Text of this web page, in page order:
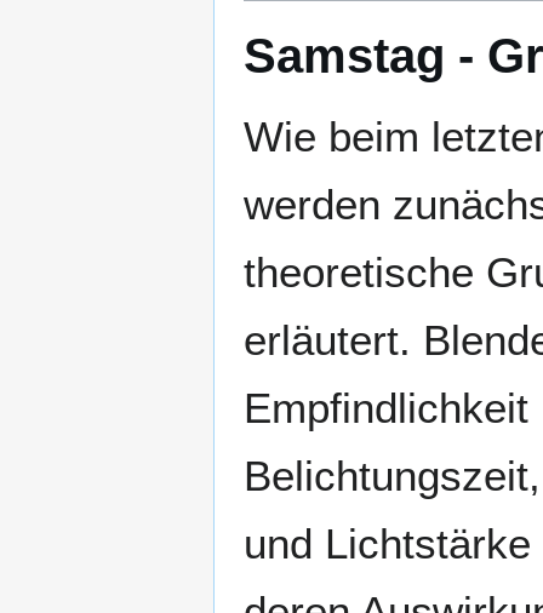
Samstag -
Wie beim
werden
theoretische
erläutert.
Empfindlichkeit
und